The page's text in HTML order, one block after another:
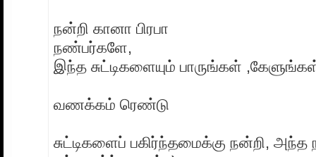
நன்றி கானா பிரபா
நண்பர்களே,
இந்த சுட்டிகளையும் பாருங்கள்
வணக்கம் ரெண்டு
சுட்டிகளைப் பகிர்ந்தமைக்கு நன்றி,